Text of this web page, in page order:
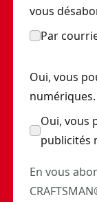
vous
Par
Oui, vous
numériques.
Oui, vous
publicités
En vous